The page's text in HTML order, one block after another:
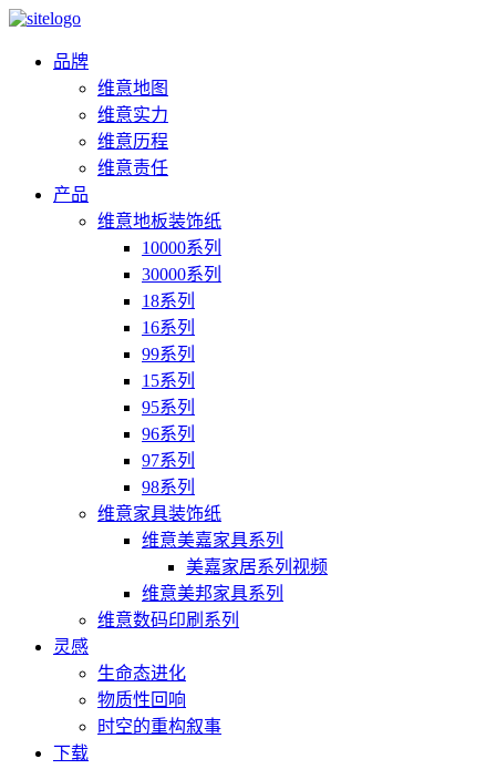
品牌
维意地图
维意实力
维意历程
维意责任
产品
维意地板装饰纸
10000系列
30000系列
18系列
16系列
99系列
15系列
95系列
96系列
97系列
98系列
维意家具装饰纸
维意美嘉家具系列
美嘉家居系列视频
维意美邦家具系列
维意数码印刷系列
灵感
生命态进化
物质性回响
时空的重构叙事
下载